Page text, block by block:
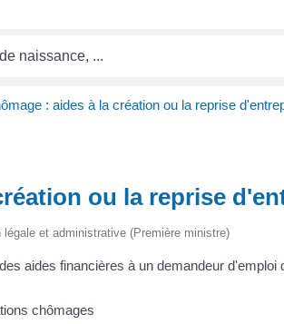
: aides à la création ou la reprise
ou la reprise
et administrative (Première ministre)
aides financières à un demandeur
chômages